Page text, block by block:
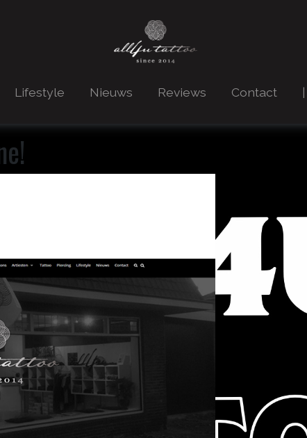
Main Navigation
Lifestyle Nieuws Reviews Contact |